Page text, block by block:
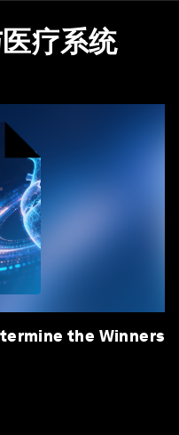
疗系统
the Winners